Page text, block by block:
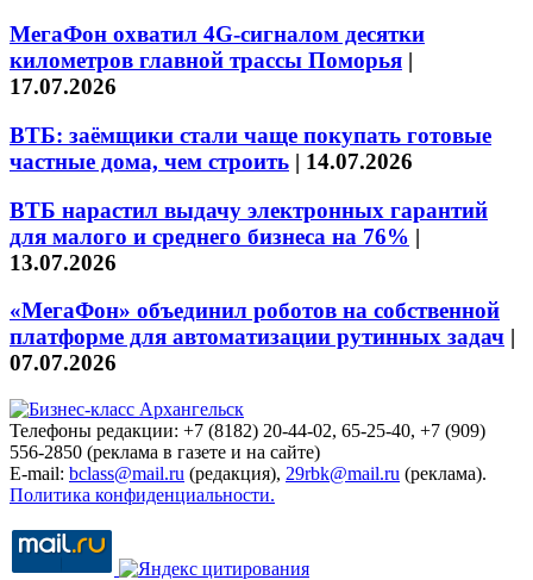
МегаФон охватил 4G-сигналом десятки
километров главной трассы Поморья |
17.07.2026
ВТБ: заёмщики стали чаще покупать готовые
частные дома, чем строить | 14.07.2026
ВТБ нарастил выдачу электронных гарантий
для малого и среднего бизнеса на 76% |
13.07.2026
«МегаФон» объединил роботов на собственной
платформе для автоматизации рутинных задач |
07.07.2026
Телефоны редакции: +7 (8182) 20-44-02, 65-25-40, +7 (909)
556-2850 (реклама в газете и на сайте)
E-mail: bclass@mail.ru (редакция), 29rbk@mail.ru (реклама).
Политика конфиденциальности.